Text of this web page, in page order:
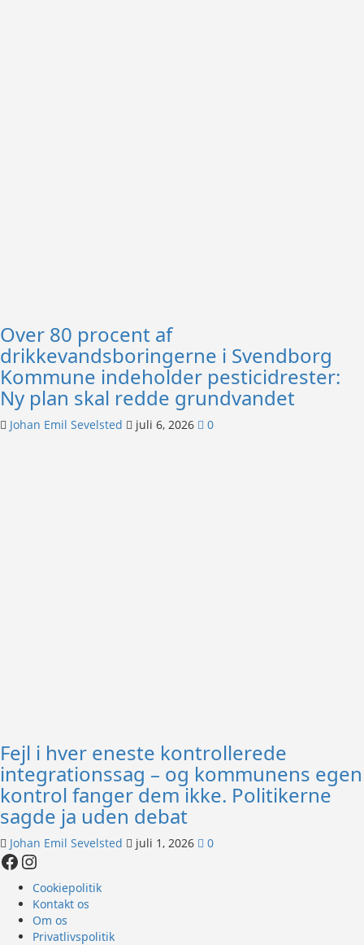
Over 80 procent af
drikkevandsboringerne i Svendborg
Kommune indeholder pesticidrester:
Ny plan skal redde grundvandet
Johan Emil Sevelsted juli 6, 2026 0
Fejl i hver eneste kontrollerede
integrationssag – og kommunens egen
kontrol fanger dem ikke. Politikerne
sagde ja uden debat
Johan Emil Sevelsted juli 1, 2026 0
Facebook
Instagram
Cookiepolitik
Kontakt os
Om os
Privatlivspolitik